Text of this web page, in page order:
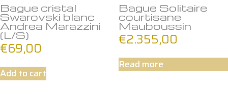
Bague cristal
Swarovski blanc
Andrea Marazzini
(L/S)
€69,00
Add to cart
Bague Solitaire
courtisane
Mauboussin
€2.355,00
Read more